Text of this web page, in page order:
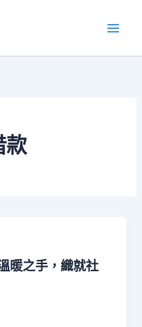
款
暖之手，織就社